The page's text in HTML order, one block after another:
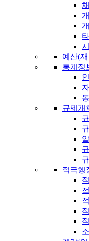
예산(
통계정
규제개
적극행